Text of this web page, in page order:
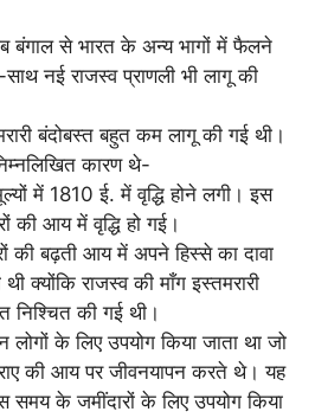
बंगाल से भारत के अन्य भागों में फैलने
नई राजस्व प्राणली भी लागू की
बंदोबस्त बहुत कम लागू की गई थी।
कारण थे-
में 1810 ई. में वृद्धि होने लगी। इस
की आय में वृद्धि हो गई।
की बढ़ती आय में अपने हिस्से का दावा
क्योंकि राजस्व की माँग इस्तमरारी
निश्चित की गई थी।
के लिए उपयोग किया जाता था जो
की आय पर जीवनयापन करते थे। यह
के जमींदारों के लिए उपयोग किया